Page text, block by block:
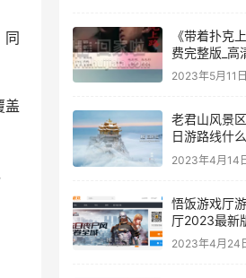
同
盖
《带着扑克
费完整版_高
线观看-2345
2023年5月11日
老君山风景
日游路线什
2023年4月14
悟饭游戏厅
厅2023最新
载-悟饭游戏
2023年4月24